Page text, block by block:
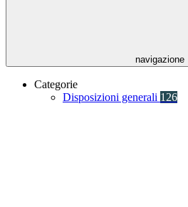
navigazione
Categorie
Disposizioni generali 126